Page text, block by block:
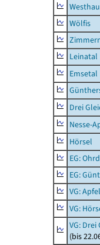
Wölfis
Leinatal
Emsetal
Drei
Nesse-
Hörsel
EG:
EG:
VG:
VG:
VG:
(bis